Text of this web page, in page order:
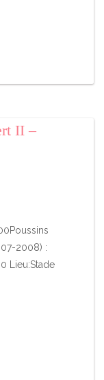
II –
2008) :
Lieu:Stade